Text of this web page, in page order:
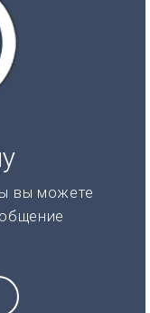
вы можете